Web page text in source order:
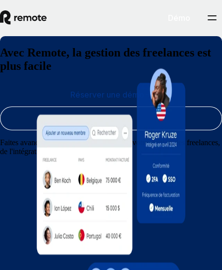
Avec Remote, la gestion des freelances est
plus facile
Faites avancer votre agence en simplifiant votre gestion des freelances,
de l'intégration aux paiements.
Réserver une démo
S'inscrire